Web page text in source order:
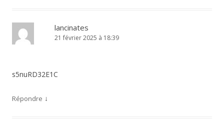
lancinates
21 février 2025 à 18:39
s5nuRD32E1C
Répondre ↓